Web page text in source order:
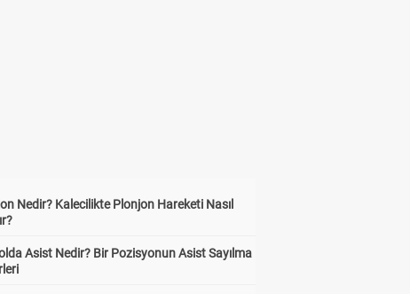
Nedir? Kalecilikte Plonjon Hareketi Nasıl
Asist Nedir? Bir Pozisyonun Asist Sayılma